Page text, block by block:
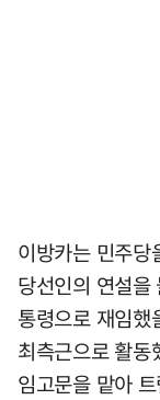
이방카는 민주당
당선인의 연설
통령으로 재임했
최측근으로 활동
임고문을 맡아